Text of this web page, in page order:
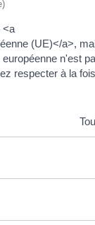
<a
(UE)</a>,
n'est
respecter à la